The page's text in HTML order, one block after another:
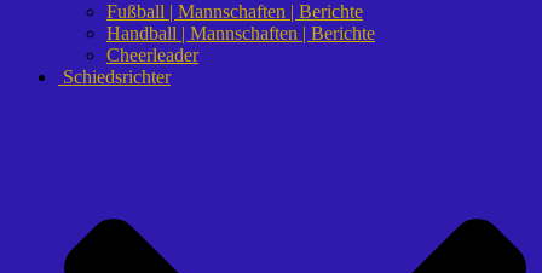
Fußball | Mannschaften | Berichte
Handball | Mannschaften | Berichte
Cheerleader
Schiedsrichter